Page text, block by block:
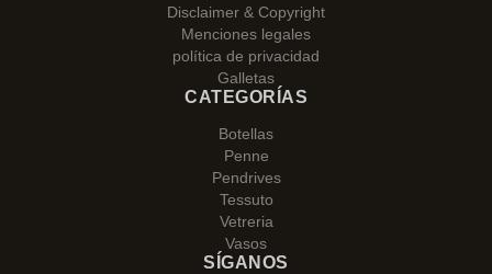
Disclaimer & Copyright
Menciones legales
política de privacidad
Galletas
CATEGORÍAS
Botellas
Penne
Pendrives
Tessuto
Vetreria
Vasos
SÍGANOS